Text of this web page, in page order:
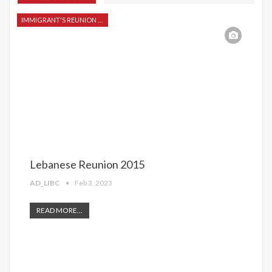
Lebanese Reunion 2015
AD_LIBC Feb 3, 2023
READ MORE...